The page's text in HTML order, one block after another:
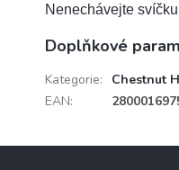
Nenechávejte
Doplňkové
Kategorie:
Chestnut
EAN: